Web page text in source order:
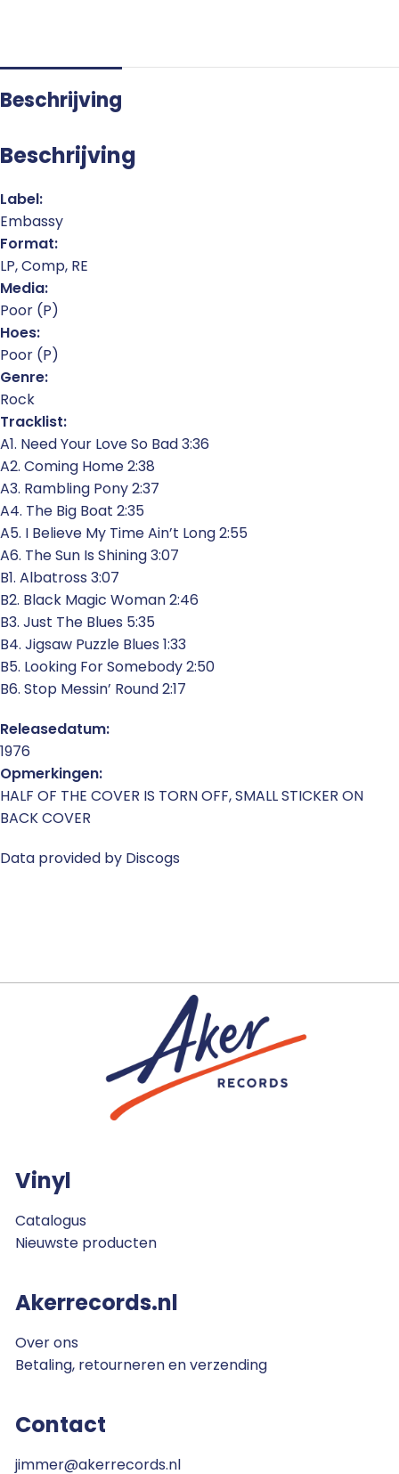
Beschrijving
Beschrijving
Label:
Embassy
Format:
LP, Comp, RE
Media:
Poor (P)
Hoes:
Poor (P)
Genre:
Rock
Tracklist:
A1. Need Your Love So Bad 3:36
A2. Coming Home 2:38
A3. Rambling Pony 2:37
A4. The Big Boat 2:35
A5. I Believe My Time Ain’t Long 2:55
A6. The Sun Is Shining 3:07
B1. Albatross 3:07
B2. Black Magic Woman 2:46
B3. Just The Blues 5:35
B4. Jigsaw Puzzle Blues 1:33
B5. Looking For Somebody 2:50
B6. Stop Messin’ Round 2:17
Releasedatum:
1976
Opmerkingen:
HALF OF THE COVER IS TORN OFF, SMALL STICKER ON
BACK COVER
Data provided by Discogs
Vinyl
Catalogus
Nieuwste producten
Akerrecords.nl
Over ons
Betaling, retourneren en verzending
Contact
jimmer@akerrecords.nl